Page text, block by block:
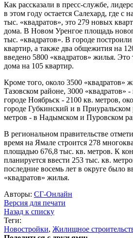
Как рассказали в пресс-службе,
в этом году остается Салехард, где с
тыс. «квадратов», это 279 новых
дома. В Новом Уренгое площадь
тыс. «квадратов». В городе
квартир, а также два общежития на
введено 5800 «квадратов» жилья.
дома на 105 квартир.
Кроме того, около 3500 «квадратов»
Тазовском районе, 3000 «квадратов»
городе Ноябрьск - 2100 кв. метров,
городе Губкинский и в Приуральском
метров - в Надымском и Пуровском
В региональном правительстве
время на Ямале строится 278
площадью 676,8 тыс. кв. метров. К
планируется ввести 253 тыс. кв.
последние восемь лет в округе было
«квадратов» жилья.
Авторы: СГ-Онлайн
Версия для печати
Назад к списку
Теги:
Новостройки, Жилищное